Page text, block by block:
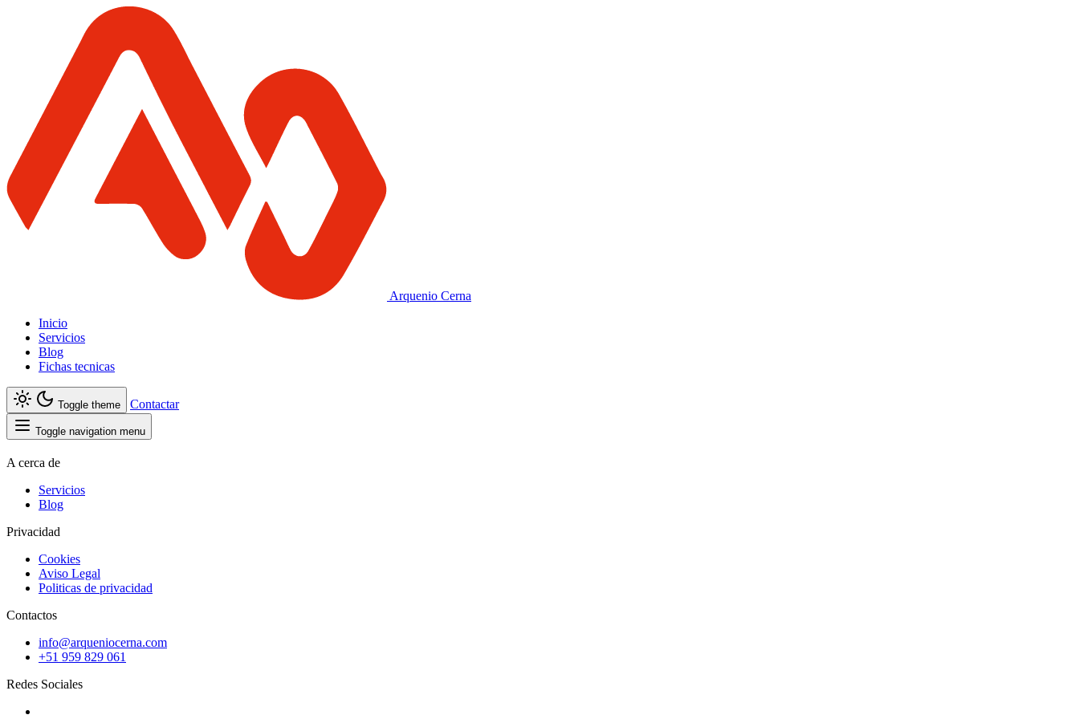
Arquenio Cerna
Inicio
Servicios
Blog
Fichas tecnicas
Toggle theme Contactar
Toggle navigation menu
A cerca de
Servicios
Blog
Privacidad
Cookies
Aviso Legal
Politicas de privacidad
Contactos
info@arqueniocerna.com
+51 959 829 061
Redes Sociales